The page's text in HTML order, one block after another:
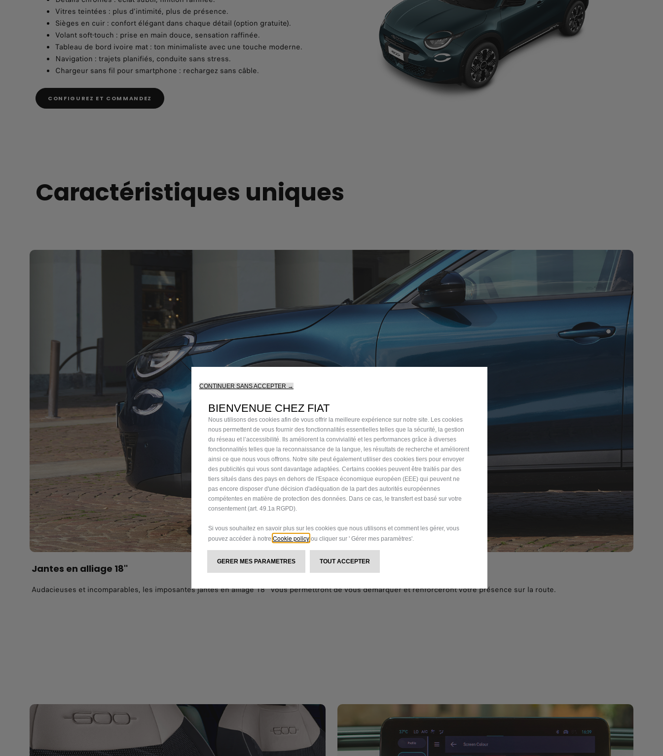
Vitres teintées : plus d’intimité, plus de présence.
Sièges en cuir : confort élégant dans chaque détail (option gratuite).
Volant soft-touch : prise en main douce, sensation raffinée.
Tableau de bord ivoire mat : ton minimaliste avec une touche moderne.
Navigation : trajets planifiés, conduite sans stress.
Chargeur sans fil pour smartphone : rechargez sans câble.
CONFIGUREZ ET COMMANDEZ
Caractéristiques uniques
Jantes en alliage 18''
Audacieuses et incomparables, les imposantes jantes en alliage 18'' vous permettront de vous démarquer et renforceront votre présence sur la route.
CONTINUER SANS ACCEPTER →
BIENVENUE CHEZ FIAT
Nous utilisons des cookies afin de vous offrir la meilleure expérience sur notre site. Les cookies
nous permettent de vous fournir des fonctionnalités essentielles telles que la sécurité, la gestion
du réseau et l’accessibilité. Ils améliorent la convivialité et les performances grâce à diverses
fonctionnalités telles que la reconnaissance de la langue, les résultats de recherche et améliorent
ainsi ce que nous vous offrons. Notre site peut également utiliser des cookies tiers pour envoyer
des publicités qui vous sont davantage adaptées. Certains cookies peuvent être traités par des
tiers situés dans des pays en dehors de l'Espace économique européen (EEE) qui peuvent ne
pas encore disposer d'une décision d'adéquation de la part des autorités européennes
compétentes en matière de protection des données. Dans ce cas, le transfert est basé sur votre
consentement (art. 49.1a RGPD).
Si vous souhaitez en savoir plus sur les cookies que nous utilisons et comment les gérer, vous
pouvez accéder à notre Cookie policy ou cliquer sur ' Gérer mes paramètres'.
GERER MES PARAMETRES TOUT ACCEPTER